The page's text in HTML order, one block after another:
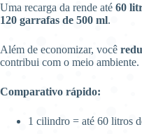
Uma recarga da rende até 60
120 garrafas de 500 ml.
Além de economizar, você
contribui com o meio ambiente.
Comparativo rápido:
1 cilindro = até 60 litros